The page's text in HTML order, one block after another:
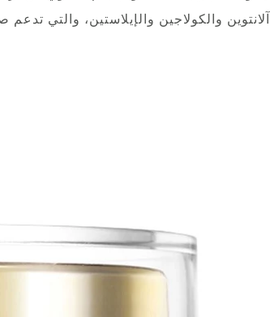
آلانتوين والكولاجين والإيلاستين، والتي